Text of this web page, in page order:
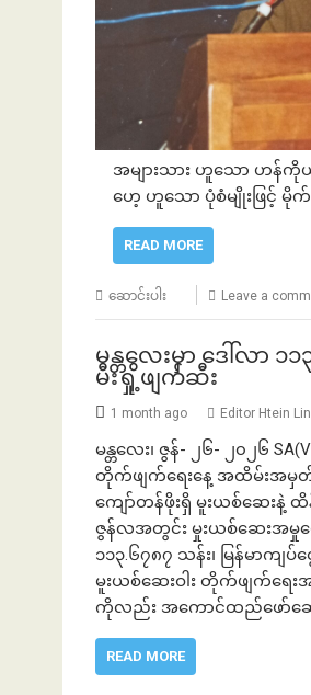
အများသား ဟူသော ဟန်ကိုယ့်
ဟေ့ ဟူသော ပုံစံမျိုးဖြင့် မို
READ MORE
ဆောင်းပါး Leave a
မန္တလေးမှာ ဒေါ်လာ
မီးရှို့ဖျက်ဆီး
1 month ago Editor Htein Lin
မန္တလေး၊ ဇွန်- ၂၆- ၂၀၂၆
တိုက်ဖျက်ရေးနေ့ အထိမ်းအမှတ်အ
ကျော်တန်ဖိုးရှိ မူးယစ်ဆေးနဲ့
ဇွန်လအတွင်း မှုးယစ်ဆေးအမှုပေ
၁၁၃.၆၇၈၇ သန်း၊ မြန်မာ
မူးယစ်ဆေးဝါး တိုက်ဖျက်ရေ
ကိုလည်း အကောင်ထည်ဖော်ဆေ
READ MORE